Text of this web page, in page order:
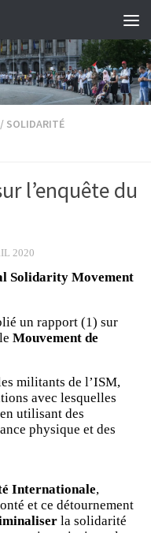
/ SOLIDARITÉ
l’enquête du
2020
Solidarity Movement
un rapport (1) sur
Mouvement de
militants de l’ISM,
avec lesquelles
utilisant des
physique et des
Internationale,
et ce détournement
la solidarité